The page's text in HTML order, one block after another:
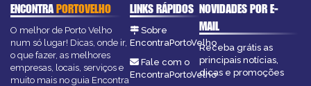
ENCONTRAPORTOVELHO
O melhor de Porto Velho
num só lugar! Dicas, onde ir,
o que fazer, as melhores
empresas, locais, serviços e
muito mais no guia Encontra
LINKS RÁPIDOS
Sobre
EncontraPortoVelho
Fale com o
EncontraPortoVelho
NOVIDADES POR E-
MAIL
Receba grátis as
principais notícias,
dicas e promoções